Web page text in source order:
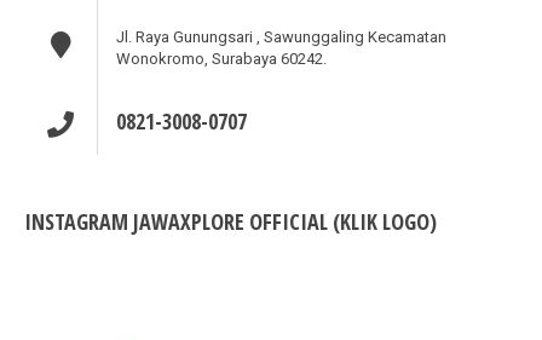
Jl. Raya Gunungsari , Sawunggaling Kecamatan
Wonokromo, Surabaya 60242.
0821-3008-0707
INSTAGRAM JAWAXPLORE OFFICIAL (KLIK LOGO)